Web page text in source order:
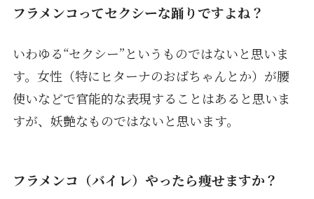
フラメンコってセクシーな踊りですよね？
いわゆる“セクシー”というものではないと思いま
す。女性（特にヒターナのおばちゃんとか）が腰
使いなどで官能的な表現することはあると思いま
すが、妖艶なものではないと思います。
フラメンコ（バイレ）やったら痩せますか？